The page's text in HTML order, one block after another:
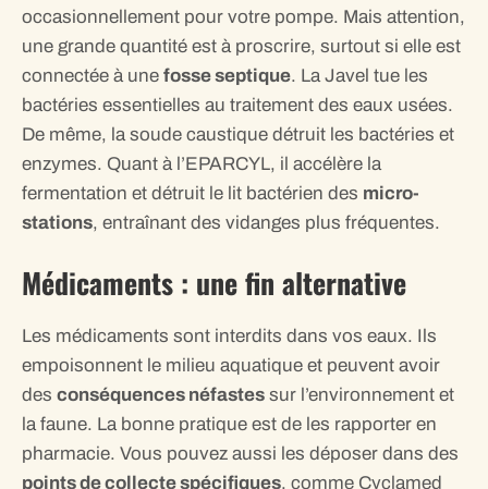
occasionnellement pour votre pompe. Mais attention,
une grande quantité est à proscrire, surtout si elle est
connectée à une fosse septique. La Javel tue les
bactéries essentielles au traitement des eaux usées.
De même, la soude caustique détruit les bactéries et
enzymes. Quant à l’EPARCYL, il accélère la
fermentation et détruit le lit bactérien des micro-
stations, entraînant des vidanges plus fréquentes.
Médicaments : une fin alternative
Les médicaments sont interdits dans vos eaux. Ils
empoisonnent le milieu aquatique et peuvent avoir
des conséquences néfastes sur l’environnement et
la faune. La bonne pratique est de les rapporter en
pharmacie. Vous pouvez aussi les déposer dans des
points de collecte spécifiques, comme Cyclamed